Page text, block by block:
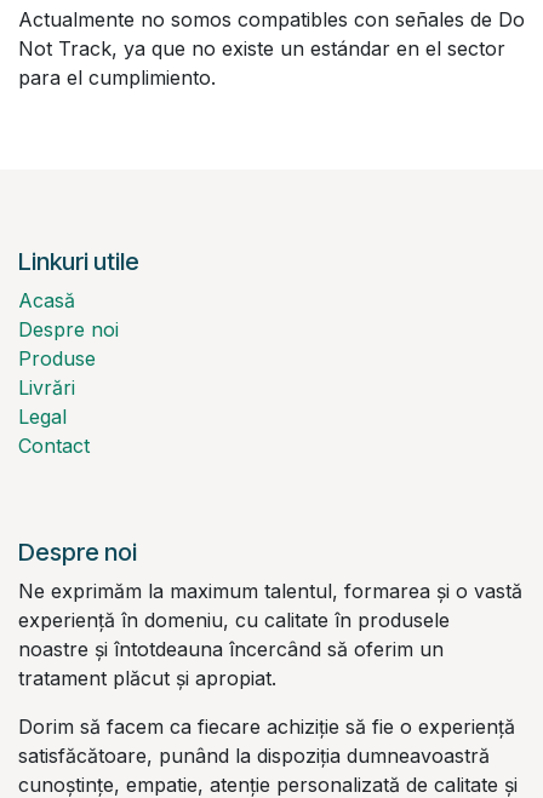
Actualmente no somos compatibles con señales de Do
Not Track, ya que no existe un estándar en el sector
para el cumplimiento.
Linkuri utile
Acasă
Despre noi
Produse
Livrări
Legal
Contact
Despre noi
Ne exprimăm la maximum talentul, formarea și o vastă
experiență în domeniu, cu calitate în produsele
noastre și întotdeauna încercând să oferim un
tratament plăcut și apropiat.
Dorim să facem ca fiecare achiziție să fie o experiență
satisfăcătoare, punând la dispoziția dumneavoastră
cunoștințe, empatie, atenție personalizată de calitate și